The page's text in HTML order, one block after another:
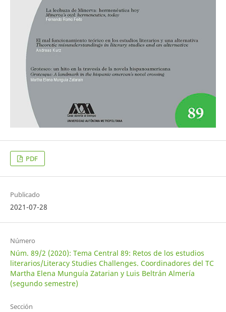
PDF
Publicado
2021-07-28
Número
Núm. 89/2 (2020): Tema Central 89: Retos de los estudios
literarios/Literacy Studies Challenges. Coordinadores del TC
Martha Elena Munguía Zatarian y Luis Beltrán Almería
(segundo semestre)
Sección